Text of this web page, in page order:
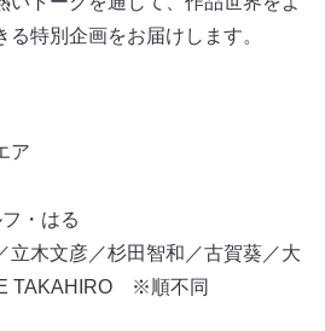
る特別企画をお届けします。
ア
・はる
立木文彦／杉田智和／古賀葵／大
TAKAHIRO ※順不同